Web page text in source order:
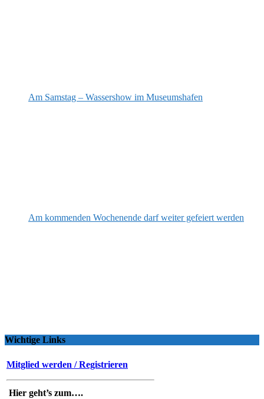
Am Samstag – Wassershow im Museumshafen
Am kommenden Wochenende darf weiter gefeiert werden
Wichtige Links
Mitglied werden / Registrieren
Hier geht’s zum….